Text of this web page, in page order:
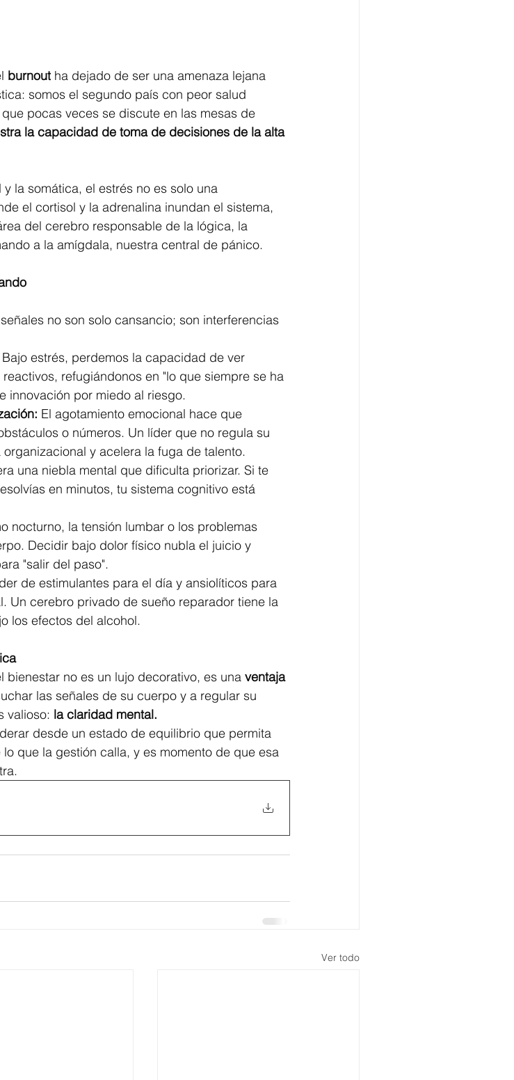
burnout ha dejado de ser una amenaza lejana
somos el segundo país con peor salud
pocas veces se discute en las mesas de
la capacidad de toma de decisiones de la alta
la somática, el estrés no es solo una
el cortisol y la adrenalina inundan el sistema,
del cerebro responsable de la lógica, la
a la amígdala, nuestra central de pánico.
no son solo cansancio; son interferencias
Bajo estrés, perdemos la capacidad de ver
refugiándonos en "lo que siempre se ha
innovación por miedo al riesgo.
El agotamiento emocional hace que
o números. Un líder que no regula su
y acelera la fuga de talento.
una niebla mental que dificulta priorizar. Si te
en minutos, tu sistema cognitivo está
nocturno, la tensión lumbar o los problemas
Decidir bajo dolor físico nubla el juicio y
"salir del paso".
de estimulantes para el día y ansiolíticos para
Un cerebro privado de sueño reparador tiene la
los efectos del alcohol.
bienestar no es un lujo decorativo, es una ventaja
las señales de su cuerpo y a regular su
valioso: la claridad mental.
desde un estado de equilibrio que permita
que la gestión calla, y es momento de que esa
Ver todo